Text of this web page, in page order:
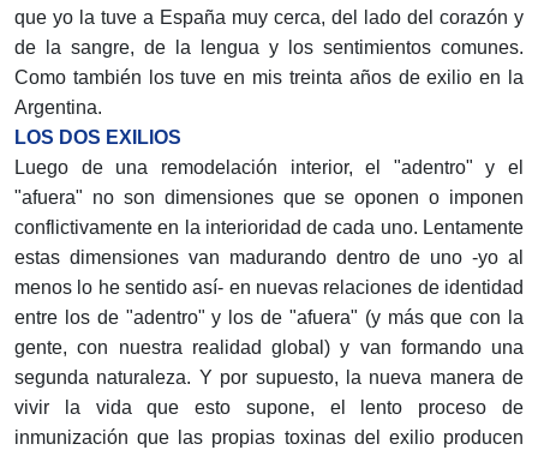
que yo la tuve a España muy cerca, del lado del corazón y
de la sangre, de la lengua y los sentimientos comunes.
Como también los tuve en mis treinta años de exilio en la
Argentina.
LOS DOS EXILIOS
Luego de una remodelación interior, el "adentro" y el
"afuera" no son dimensiones que se oponen o imponen
conflictivamente en la interioridad de cada uno. Lentamente
estas dimensiones van madurando dentro de uno -yo al
menos lo he sentido así- en nuevas relaciones de identidad
entre los de "adentro" y los de "afuera" (y más que con la
gente, con nuestra realidad global) y van formando una
segunda naturaleza. Y por supuesto, la nueva manera de
vivir la vida que esto supone, el lento proceso de
inmunización que las propias toxinas del exilio producen